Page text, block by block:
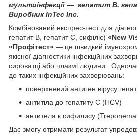
мультиінфекції — гепатит В,
Виробник InTec Inc.
Комбінований експрес-тест для
гепатит В, гепатит С, сифіліс) «New
«Профітест» — це швидкий
якісної діагностики інфекційних
сироватці або плазмі людини.
до таких інфекційних захворювань:
поверхневий антиген вірусу
антитіла до гепатиту C (HCV)
антитела к сифилису
Дає змогу отримати результат